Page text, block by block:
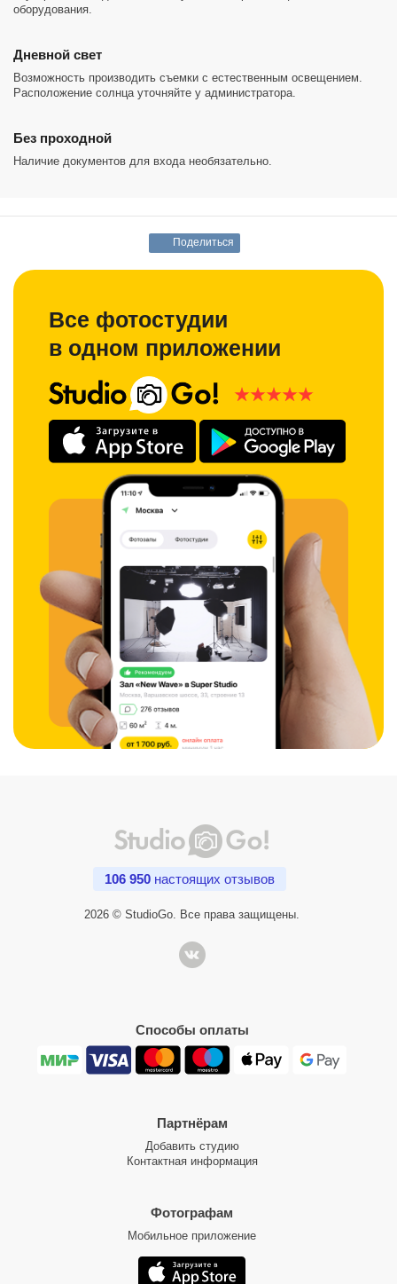
оборудования.
Дневной свет
Возможность производить съемки с естественным освещением.
Расположение солнца уточняйте у администратора.
Без проходной
Наличие документов для входа необязательно.
Поделиться
Все фотостудии
в одном приложении
106 950 настоящих отзывов
2026 © StudioGo. Все права защищены.
Способы оплаты
Партнёрам
Добавить студию
Контактная информация
Фотографам
Мобильное приложение